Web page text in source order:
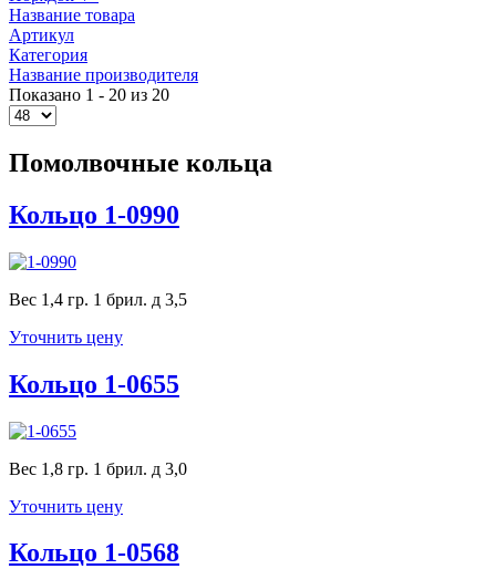
Название товара
Артикул
Категория
Название производителя
Показано 1 - 20 из 20
Помолвочные кольца
Кольцо 1-0990
Вес 1,4 гр. 1 брил. д 3,5
Уточнить цену
Кольцо 1-0655
Вес 1,8 гр. 1 брил. д 3,0
Уточнить цену
Кольцо 1-0568